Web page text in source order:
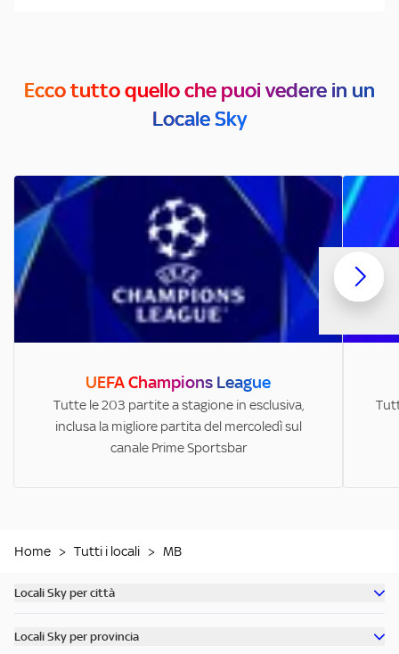
Ecco tutto quello che puoi vedere in un
Locale Sky
UEFA Champions League
Tutte le 203 partite a stagione in esclusiva,
inclusa la migliore partita del mercoledì sul
canale Prime Sportsbar
Home > Tutti i locali > MB
Locali Sky per città
Scopri tutti i bar di Roma
Locali Sky per provincia